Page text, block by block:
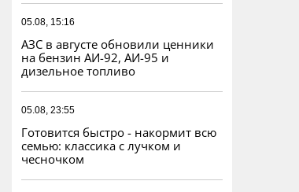
05.08, 15:16
АЗС в августе обновили ценники
на бензин АИ-92, АИ-95 и
дизельное топливо
05.08, 23:55
Готовится быстро - накормит всю
семью: классика с лучком и
чесночком